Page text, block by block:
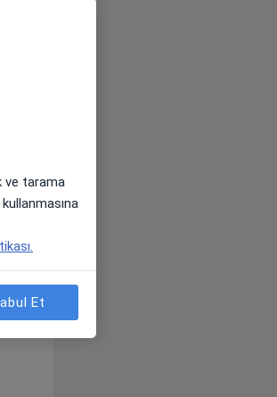
10 Ağustos
ve tarama
Et